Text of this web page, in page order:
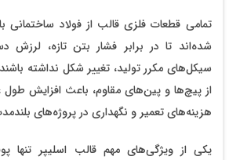
تمامی قطعات فلزی قالب از فولاد ساختمانی
شده‌اند تا در برابر فشار بتن تازه، لرزش
سیکل‌های مکرر تولید، تغییر شکل نداشته
از پیچ‌ها و پین‌های مقاوم، باعث افزایش
هزینه‌های تعمیر و نگهداری در پروژه‌های
یکی از ویژگی‌های مهم قالب اسلیپر تنها